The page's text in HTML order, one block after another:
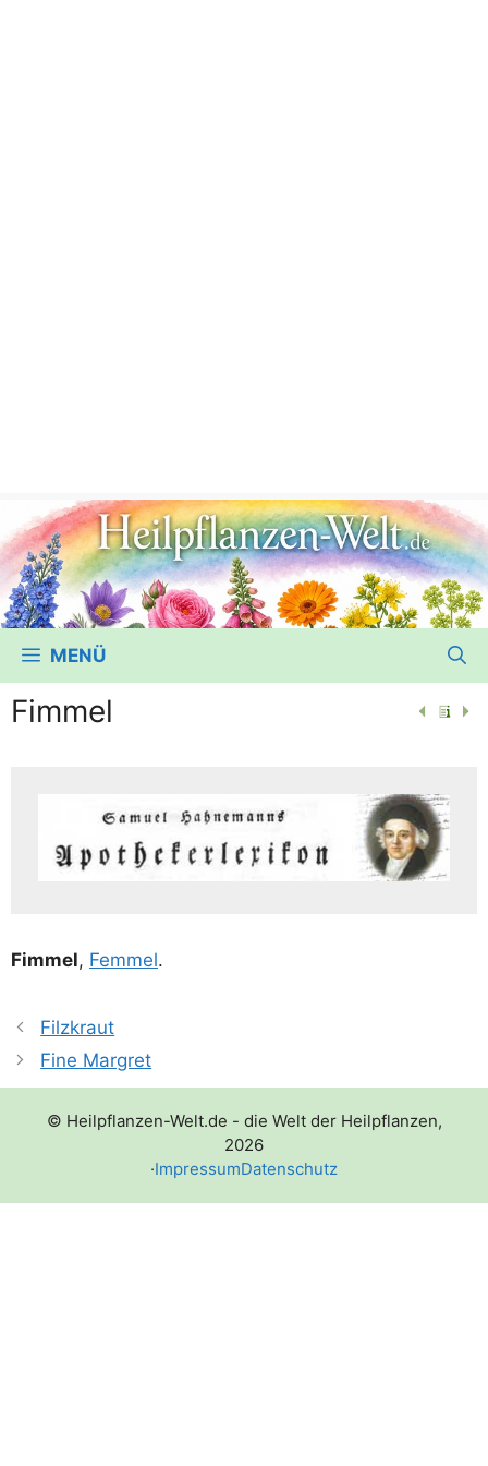
MENÜ
Fimmel
Fim­mel, Femmel.
Filzkraut
Fine Margret
© Heilpflanzen-Welt.de - die Welt der Heilpflanzen,
2026
·ImpressumDatenschutz